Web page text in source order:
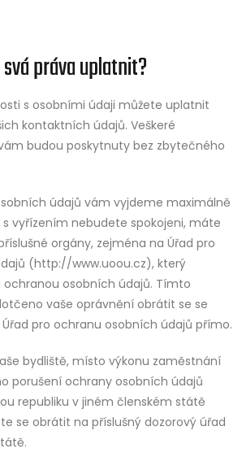
práva uplatnit?
s osobními údaji můžete uplatnit
kontaktních údajů. Veškeré
budou poskytnuty bez zbytečného
údajů vám vyjdeme maximálně
vyřízením nebudete spokojeni, máte
orgány, zejména na Úřad pro
(http://www.uoou.cz), který
ochranou osobních údajů. Tímto
vaše oprávnění obrátit se se
pro ochranu osobních údajů přímo.
bydliště, místo výkonu zaměstnání
porušení ochrany osobních údajů
republiku v jiném členském státě
se obrátit na příslušný dozorový úřad